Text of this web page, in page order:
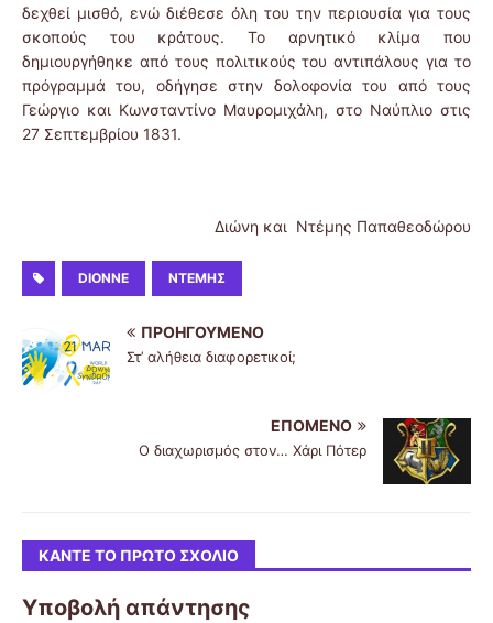
δεχθεί μισθό, ενώ διέθεσε όλη του την περιουσία για τους
σκοπούς του κράτους. Το αρνητικό κλίμα που
δημιουργήθηκε από τους πολιτικούς του αντιπάλους για το
πρόγραμμά του, οδήγησε στην δολοφονία του από τους
Γεώργιο και Κωνσταντίνο Μαυρομιχάλη, στο Ναύπλιο στις
27 Σεπτεμβρίου 1831.
Διώνη και Ντέμης Παπαθεοδώρου
DIONNE ΝΤΈΜΗΣ
ΠΡΟΗΓΟΎΜΕΝΟ
Στ’ αλήθεια διαφορετικοί;
ΕΠΌΜΕΝΟ
Ο διαχωρισμός στον… Χάρι Πότερ
ΚΆΝΤΕ ΤΟ ΠΡΏΤΟ ΣΧΌΛΙΟ
Υποβολή απάντησης